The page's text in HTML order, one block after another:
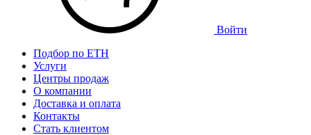
Войти
Подбор по ЕТН
Услуги
Центры продаж
О компании
Доставка и оплата
Контакты
Стать клиентом